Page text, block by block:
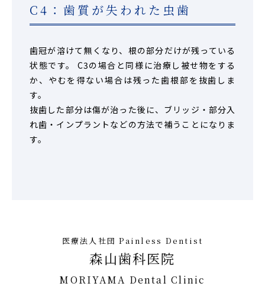
C4：歯質が失われた虫歯
歯冠が溶けて無くなり、根の部分だけが残っている
状態です。 C3の場合と同様に治療し被せ物をする
か、やむを得ない場合は残った歯根部を抜歯しま
す。
抜歯した部分は傷が治った後に、ブリッジ・部分入
れ歯・インプラントなどの方法で補うことになりま
す。
医療法人社団 Painless Dentist
森山歯科医院
MORIYAMA Dental Clinic